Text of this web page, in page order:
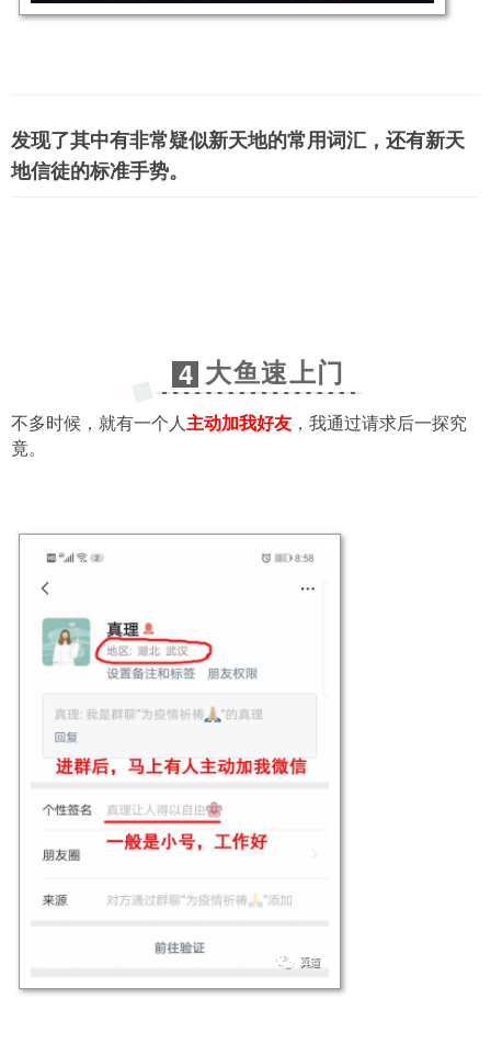
发现了其中有非常疑似新天地的常用词汇，还有新天
地信徒的标准手势。
4 大鱼速上门
不多时候，就有一个人 主动加我好友 ，我通过请求后一探究
竟。